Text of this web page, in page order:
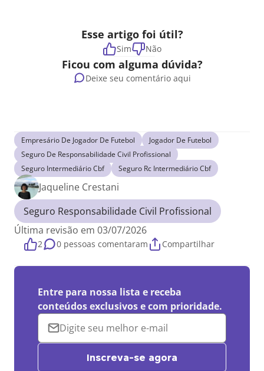
Esse artigo foi útil?
Sim Não
Ficou com alguma dúvida?
Deixe seu comentário aqui
Empresário De Jogador De Futebol
Jogador De Futebol
Seguro De Responsabilidade Civil Profissional
Seguro Intermediário Cbf
Seguro Rc Intermediário Cbf
Jaqueline Crestani
Seguro Responsabilidade Civil Profissional
Última revisão em 03/07/2026
2 0 pessoas comentaram Compartilhar
Entre para nossa lista e receba
conteúdos exclusivos e com prioridade.
Inscreva-se agora